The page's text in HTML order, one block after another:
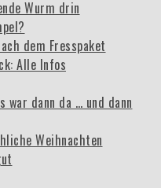
Wurm drin
dem Fresspaket
Alle Infos
war dann da … und dann
Weihnachten